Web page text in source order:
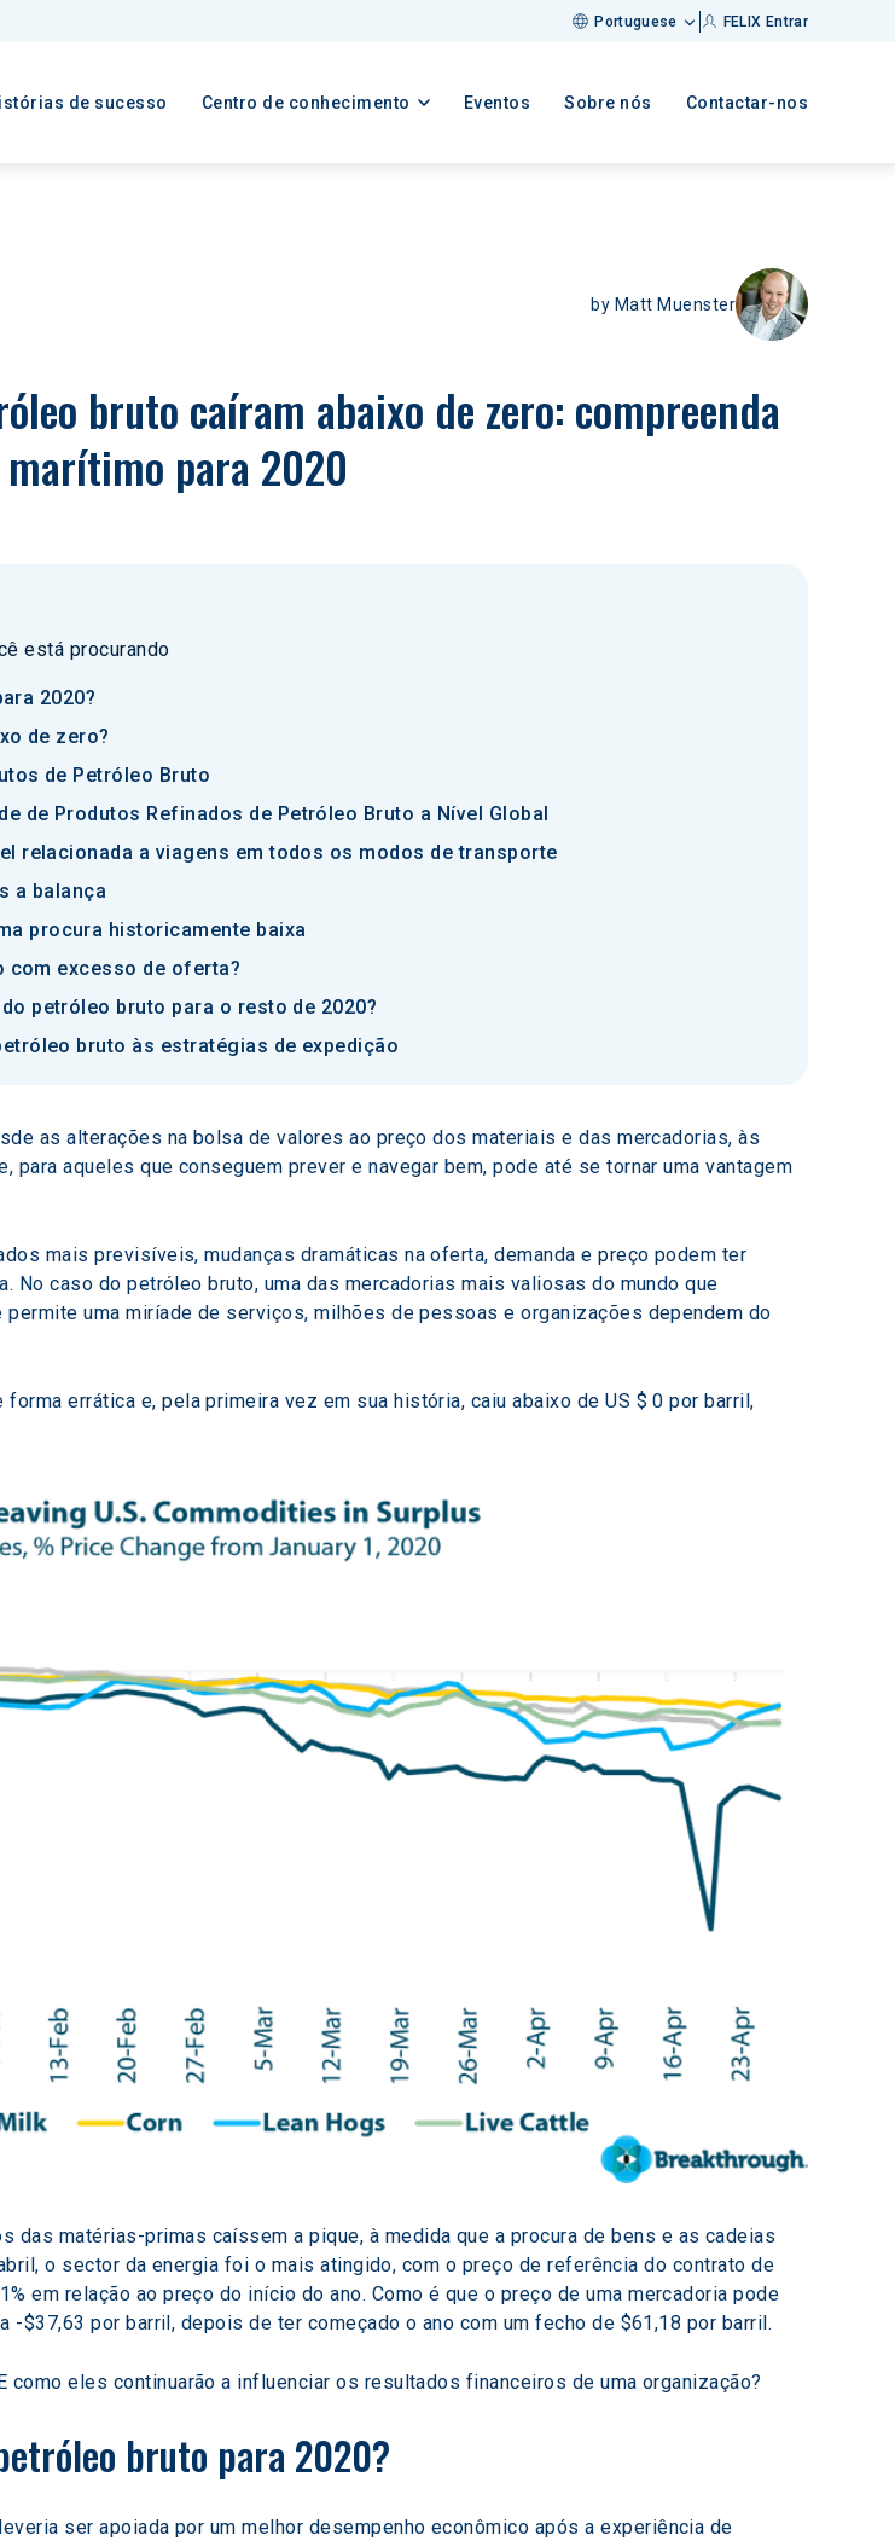
Portuguese FELIX Entrar
de sucesso Centro de conhecimento Eventos Sobre nós Contactar-nos
by Matt Muenster
para 2020
está procurando
2020?
de zero?
de Petróleo Bruto
de Produtos Refinados de Petróleo Bruto a Nível Global
relacionada a viagens em todos os modos de transporte
a balança
procura historicamente baixa
com excesso de oferta?
petróleo bruto para o resto de 2020?
bruto às estratégias de expedição
as alterações na bolsa de valores ao preço dos materiais e das mercadorias, às
aqueles que conseguem prever e navegar bem, pode até se tornar uma vantagem
mais previsíveis, mudanças dramáticas na oferta, demanda e preço podem ter
caso do petróleo bruto, uma das mercadorias mais valiosas do mundo que
uma miríade de serviços, milhões de pessoas e organizações dependem do
errática e, pela primeira vez em sua história, caiu abaixo de US $ 0 por barril,
das matérias-primas caíssem a pique, à medida que a procura de bens e as cadeias
o sector da energia foi o mais atingido, com o preço de referência do contrato de
em relação ao preço do início do ano. Como é que o preço de uma mercadoria pode
-$37,63 por barril, depois de ter começado o ano com um fecho de $61,18 por barril.
eles continuarão a influenciar os resultados financeiros de uma organização?
bruto para 2020?